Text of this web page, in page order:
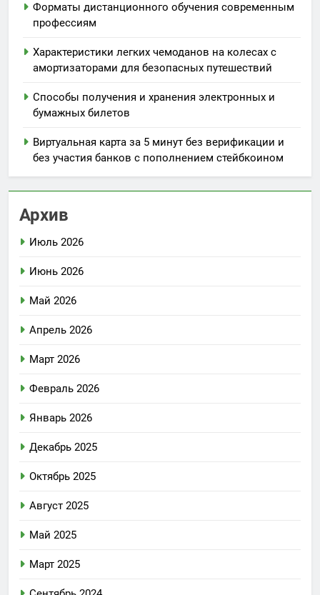
Форматы дистанционного обучения современным
профессиям
Характеристики легких чемоданов на колесах с
амортизаторами для безопасных путешествий
Способы получения и хранения электронных и
бумажных билетов
Виртуальная карта за 5 минут без верификации и
без участия банков с пополнением стейбкоином
Архив
Июль 2026
Июнь 2026
Май 2026
Апрель 2026
Март 2026
Февраль 2026
Январь 2026
Декабрь 2025
Октябрь 2025
Август 2025
Май 2025
Март 2025